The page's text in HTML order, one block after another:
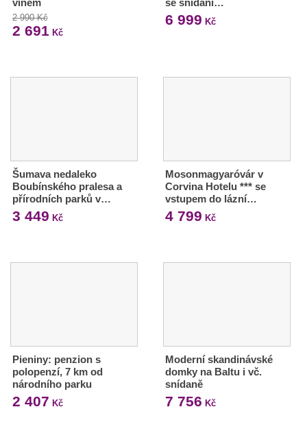
vínem
2 990 Kč
2 691 Kč
se snídaní…
6 999 Kč
Šumava nedaleko
Boubínského pralesa a
přírodních parků v…
3 449 Kč
Mosonmagyaróvár v
Corvina Hotelu *** se
vstupem do lázní…
4 799 Kč
Pieniny: penzion s
polopenzí, 7 km od
národního parku
2 407 Kč
Moderní skandinávské
domky na Baltu i vč.
snídaně
7 756 Kč